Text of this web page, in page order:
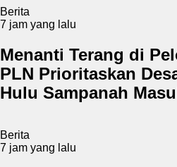
Berita
7 jam yang lalu
Menanti Terang di
PLN Prioritaskan
Hulu Sampanah
Berita
7 jam yang lalu